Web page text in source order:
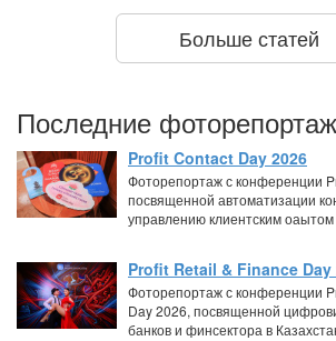
Больше статей
Последние
Profit Contact Day 2026
Фоторепортаж с конференции
посвященной автоматизации
управлению клиентским оаытом
Profit Retail & Finance Day
Фоторепортаж с конференции
Day 2026, посвященной
банков и финсектора в